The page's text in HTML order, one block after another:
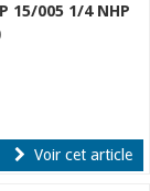
15/005 1/4 NHP
Voir cet article